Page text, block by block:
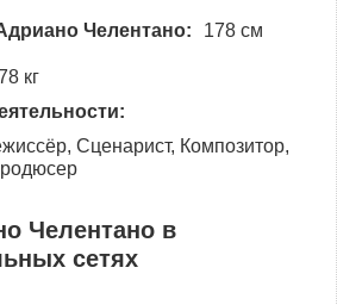
Челентано: 178 см
кг
Сценарист, Композитор,
Челентано в
сетях